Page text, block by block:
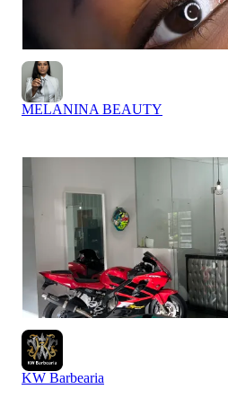
MELANINA BEAUTY
KW Barbearia